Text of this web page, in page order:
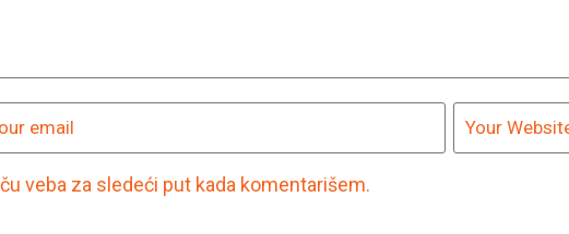
veba za sledeći put kada komentarišem.